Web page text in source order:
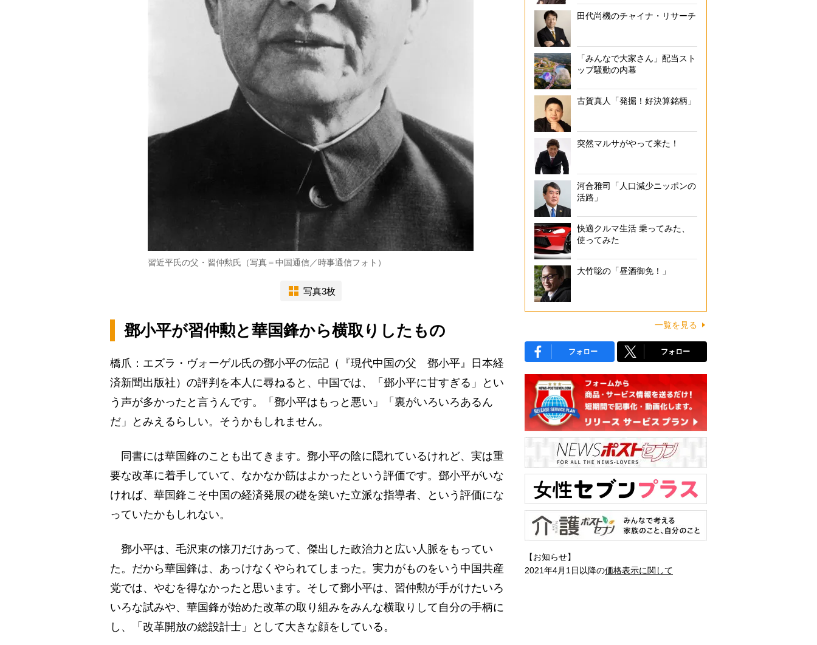
習近平氏の父・習仲勲氏（写真＝中国通信／時事通信フォト）
写真3枚
鄧小平が習仲勲と華国鋒から横取りしたもの
橋爪：エズラ・ヴォーゲル氏の鄧小平の伝記（『現代中国の父 鄧小平』日本経
済新聞出版社）の評判を本人に尋ねると、中国では、「鄧小平に甘すぎる」とい
う声が多かったと言うんです。「鄧小平はもっと悪い」「裏がいろいろあるん
だ」とみえるらしい。そうかもしれません。
同書には華国鋒のことも出てきます。鄧小平の陰に隠れているけれど、実は重
要な改革に着手していて、なかなか筋はよかったという評価です。鄧小平がいな
ければ、華国鋒こそ中国の経済発展の礎を築いた立派な指導者、という評価にな
っていたかもしれない。
鄧小平は、毛沢東の懐刀だけあって、傑出した政治力と広い人脈をもってい
た。だから華国鋒は、あっけなくやられてしまった。実力がものをいう中国共産
党では、やむを得なかったと思います。そして鄧小平は、習仲勲が手がけたいろ
いろな試みや、華国鋒が始めた改革の取り組みをみんな横取りして自分の手柄に
し、「改革開放の総設計士」として大きな顔をしている。
田代尚機のチャイナ・リサーチ
「みんなで大家さん」配当スト
ップ騒動の内幕
古賀真人「発掘！好決算銘柄」
突然マルサがやって来た！
河合雅司「人口減少ニッポンの
活路」
快適クルマ生活 乗ってみた、
使ってみた
大竹聡の「昼酒御免！」
一覧を見る
フォロー フォロー
【お知らせ】
2021年4月1日以降の価格表示に関して